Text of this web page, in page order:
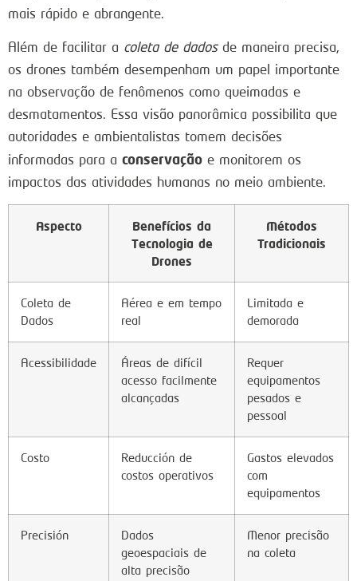
mais rápido e abrangente.
Além de facilitar a coleta de dadosde maneira precisa,
os drones também desempenham um papel importante
na observação de fenômenos como queimadas e
desmatamentos. Essa visão panorâmica possibilita que
autoridades e ambientalistas tomem decisões
informadas para a conservação e monitorem os
impactos das atividades humanas no meio ambiente.
Aspecto
Benefícios da
Tecnologia de
Drones
Métodos
Tradicionais
Coleta de
Dados
Aérea e em tempo
real
Limitada e
demorada
Acessibilidade
Áreas de difícil
acesso facilmente
alcançadas
Requer
equipamentos
pesados e
pessoal
Costo
Reducción de
costos operativos
Gastos elevados
com
equipamentos
Precisión
Dados
geoespaciais de
alta precisão
Menor precisão
na coleta